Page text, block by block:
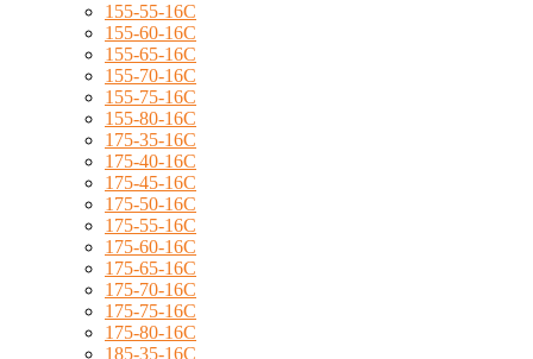
155-55-16C
155-60-16C
155-65-16C
155-70-16C
155-75-16C
155-80-16C
175-35-16C
175-40-16C
175-45-16C
175-50-16C
175-55-16C
175-60-16C
175-65-16C
175-70-16C
175-75-16C
175-80-16C
185-35-16C